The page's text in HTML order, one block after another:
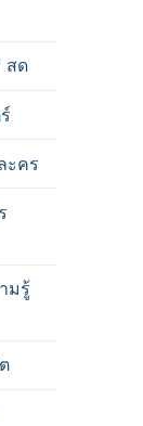
สด
ะคร
มรู้